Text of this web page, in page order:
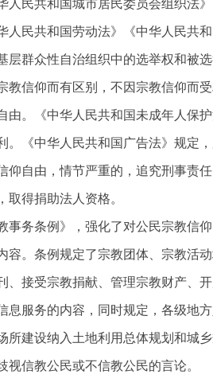
民共和国城市居民委员会组织法
人民共和国劳动法》《中华人民共
群众性自治组织中的选举权和被
信仰而有区别，不因宗教信仰而
。《中华人民共和国未成年人保
《中华人民共和国广告法》规定
自由，情节严重的，追究刑事责
得捐助法人资格。
事务条例》，强化了对公民宗教信
。条例规定了宗教团体、宗教活
接受宗教捐献、管理宗教财产、
服务的内容，同时规定，各级地
建设纳入土地利用总体规划和城
信教公民或不信教公民的言论。